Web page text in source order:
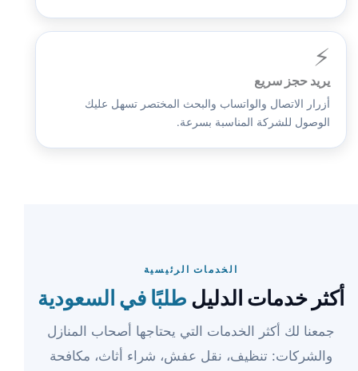
⚡
يريد حجز سريع
أزرار الاتصال والواتساب والبحث المختصر تسهل عليك
الوصول للشركة المناسبة بسرعة.
الخدمات الرئيسية
أكثر خدمات الدليل طلبًا في السعودية
جمعنا لك أكثر الخدمات التي يحتاجها أصحاب المنازل
والشركات: تنظيف، نقل عفش، شراء أثاث، مكافحة